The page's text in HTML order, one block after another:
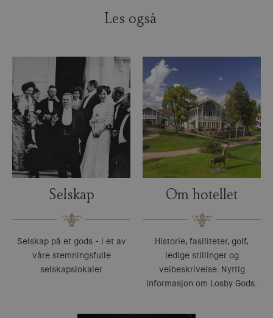
Les også
Selskap
Selskap på et gods - i et av
våre stemningsfulle
selskapslokaler
Om hotellet
Historie, fasiliteter, golf,
ledige stillinger og
veibeskrivelse. Nyttig
informasjon om Losby Gods.